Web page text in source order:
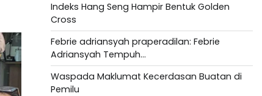
Indeks Hang Seng Hampir Bentuk Golden
Cross
Febrie adriansyah praperadilan: Febrie
Adriansyah Tempuh…
Waspada Maklumat Kecerdasan Buatan di
Pemilu